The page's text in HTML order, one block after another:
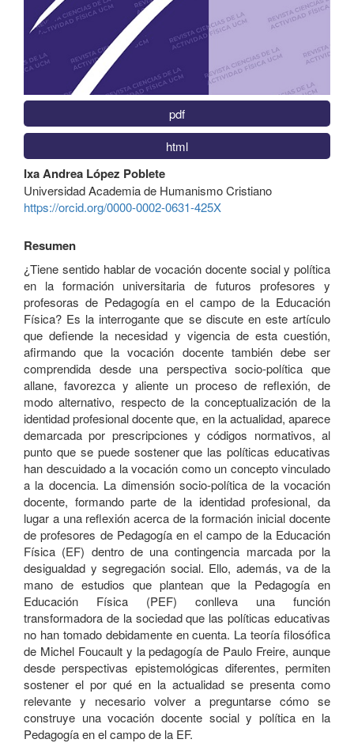
pdf
html
Contenido
principal
del
artículo
Ixa Andrea López Poblete
Universidad Academia de Humanismo Cristiano
https://orcid.org/0000-0002-0631-425X
Resumen
¿Tiene sentido hablar de vocación docente social y política
en la formación universitaria de futuros profesores y
profesoras de Pedagogía en el campo de la Educación
Física? Es la interrogante que se discute en este artículo
que defiende la necesidad y vigencia de esta cuestión,
afirmando que la vocación docente también debe ser
comprendida desde una perspectiva socio-política que
allane, favorezca y aliente un proceso de reflexión, de
modo alternativo, respecto de la conceptualización de la
identidad profesional docente que, en la actualidad, aparece
demarcada por prescripciones y códigos normativos, al
punto que se puede sostener que las políticas educativas
han descuidado a la vocación como un concepto vinculado
a la docencia. La dimensión socio-política de la vocación
docente, formando parte de la identidad profesional, da
lugar a una reflexión acerca de la formación inicial docente
de profesores de Pedagogía en el campo de la Educación
Física (EF) dentro de una contingencia marcada por la
desigualdad y segregación social. Ello, además, va de la
mano de estudios que plantean que la Pedagogía en
Educación Física (PEF) conlleva una función
transformadora de la sociedad que las políticas educativas
no han tomado debidamente en cuenta. La teoría filosófica
de Michel Foucault y la pedagogía de Paulo Freire, aunque
desde perspectivas epistemológicas diferentes, permiten
sostener el por qué en la actualidad se presenta como
relevante y necesario volver a preguntarse cómo se
construye una vocación docente social y política en la
Pedagogía en el campo de la EF.